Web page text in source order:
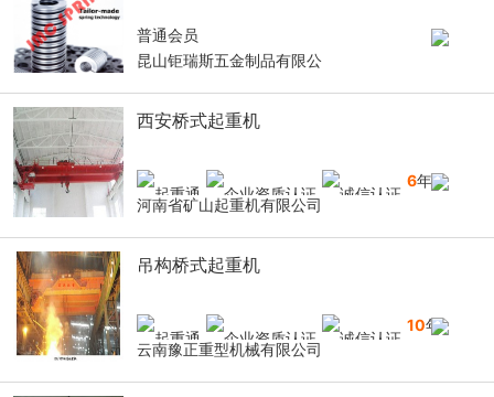
普通会员
昆山钜瑞斯五金制品有限公
西安桥式起重机
6年
河南省矿山起重机有限公司
吊构桥式起重机
10年
云南豫正重型机械有限公司